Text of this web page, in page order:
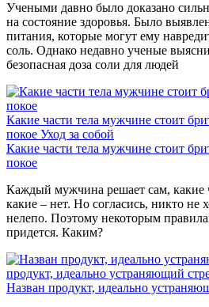
Учеными давно было доказано
на состояние здоровья. Было
питания, которые могут ему
соль. Однако недавно ученые
безопасная доза соли для людей
Какие части тела мужчине стоит
покое Уход за собой
Какие части тела мужчине стоит
покое
Каждый мужчина решает сам, какие
какие – нет. Но согласись, никто не
нелепо. Поэтому некоторым
придется. Каким?
продукт, идеально устраняющий
Назван продукт, идеально